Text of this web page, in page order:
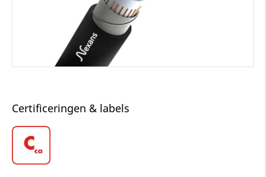
Certificeringen & labels